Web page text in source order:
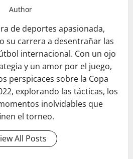
Author
de deportes apasionada,
su carrera a desentrañar las
internacional. Con un ojo
y un amor por el juego,
perspicaces sobre la Copa
explorando las tácticas, los
inolvidables que
el torneo.
All Posts